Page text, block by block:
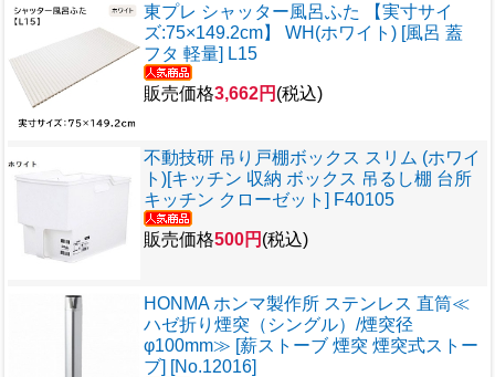
東プレ シャッター風呂ふた 【実寸サイ
ズ:75×149.2cm】 WH(ホワイト) [風呂 蓋
フタ 軽量] L15
販売価格3,662円 (税込)
不動技研 吊り戸棚ボックス スリム (ホワイ
ト)[キッチン 収納 ボックス 吊るし棚 台所
キッチン クローゼット] F40105
販売価格500円 (税込)
HONMA ホンマ製作所 ステンレス 直筒≪
ハゼ折り煙突（シングル）/煙突径
φ100mm≫ [薪ストーブ 煙突 煙突式ストー
ブ] [No.12016]